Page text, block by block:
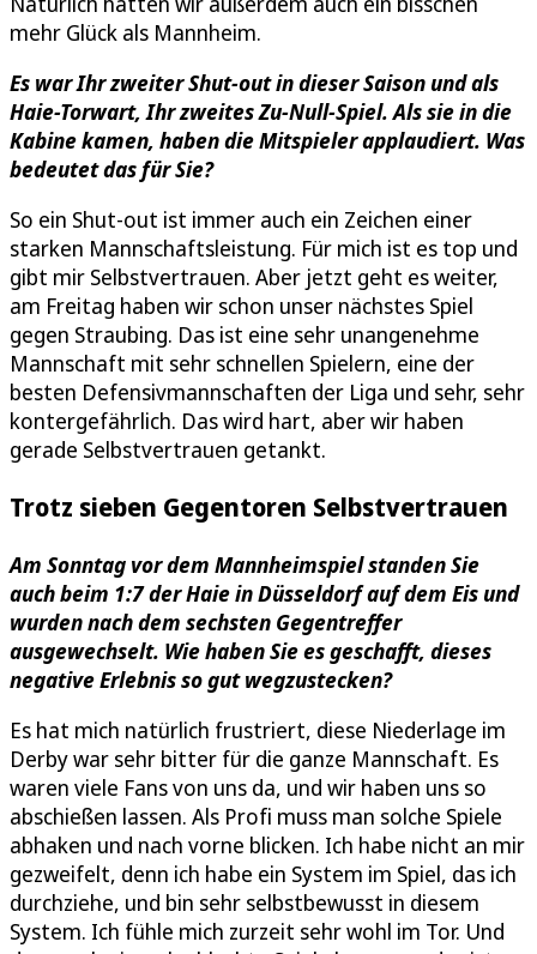
mehr Glück als Mannheim.
Es war Ihr zweiter Shut-out in dieser Saison und als
Haie-Torwart, Ihr zweites Zu-Null-Spiel. Als sie in die
Kabine kamen, haben die Mitspieler applaudiert. Was
bedeutet das für Sie?
So ein Shut-out ist immer auch ein Zeichen einer
starken Mannschaftsleistung. Für mich ist es top und
gibt mir Selbstvertrauen. Aber jetzt geht es weiter,
am Freitag haben wir schon unser nächstes Spiel
gegen Straubing. Das ist eine sehr unangenehme
Mannschaft mit sehr schnellen Spielern, eine der
besten Defensivmannschaften der Liga und sehr, sehr
kontergefährlich. Das wird hart, aber wir haben
gerade Selbstvertrauen getankt.
Trotz sieben Gegentoren Selbstvertrauen
Am Sonntag vor dem Mannheimspiel standen Sie
auch beim 1:7 der Haie in Düsseldorf auf dem Eis und
wurden nach dem sechsten Gegentreffer
ausgewechselt. Wie haben Sie es geschafft, dieses
negative Erlebnis so gut wegzustecken?
Es hat mich natürlich frustriert, diese Niederlage im
Derby war sehr bitter für die ganze Mannschaft. Es
waren viele Fans von uns da, und wir haben uns so
abschießen lassen. Als Profi muss man solche Spiele
abhaken und nach vorne blicken. Ich habe nicht an mir
gezweifelt, denn ich habe ein System im Spiel, das ich
durchziehe, und bin sehr selbstbewusst in diesem
System. Ich fühle mich zurzeit sehr wohl im Tor. Und